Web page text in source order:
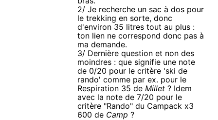
2/ Je recherche un sac à dos pour
le trekking en sorte, donc
d'environ 35 litres tout au plus :
ton lien ne correspond donc pas à
ma demande.
3/ Dernière question et non des
moindres : que signifie une note
de 0/20 pour le critère 'ski de
rando' comme par ex. pour le
Respiration 35 de Millet ? Idem
avec la note de 7/20 pour le
critère "Rando" du Campack x3
600 de Camp ?